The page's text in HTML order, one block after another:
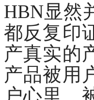
HBN显然
都反复印
产真实的
产品被用
户心里、